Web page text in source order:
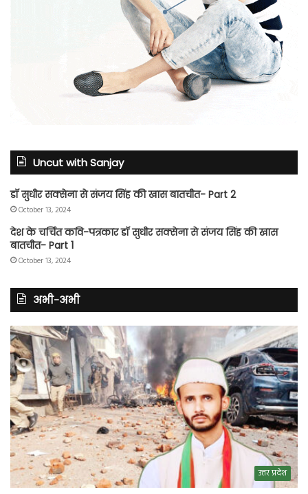
Uncut with Sanjay
डॉ सुधीर सक्सेना से संजय सिंह की खास बातचीत- Part 2
October 13, 2024
देश के चर्चित कवि-पत्रकार डॉ सुधीर सक्सेना से संजय सिंह की खास
बातचीत- Part 1
October 13, 2024
अभी-अभी
उत्तर प्रदेश